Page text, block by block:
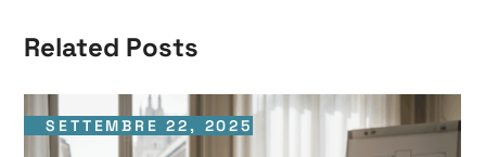
Related Posts
SETTEMBRE 22, 2025